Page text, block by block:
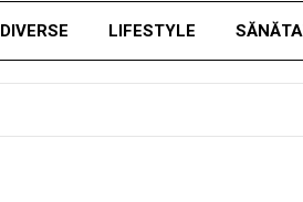
DIVERSE LIFESTYLE